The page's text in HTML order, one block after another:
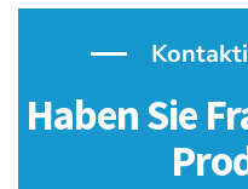
Haben Sie